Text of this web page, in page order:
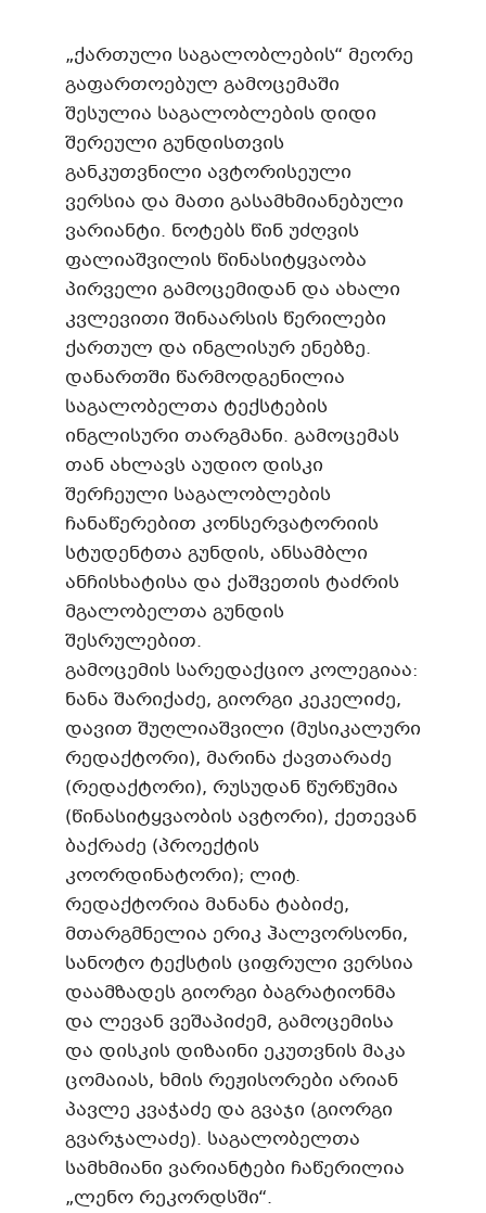
„ქართული საგალობლების“ მეორე
გაფართოებულ გამოცემაში
შესულია საგალობლების დიდი
შერეული გუნდისთვის
განკუთვნილი ავტორისეული
ვერსია და მათი გასამხმიანებული
ვარიანტი. ნოტებს წინ უძღვის
ფალიაშვილის წინასიტყვაობა
პირველი გამოცემიდან და ახალი
კვლევითი შინაარსის წერილები
ქართულ და ინგლისურ ენებზე.
დანართში წარმოდგენილია
საგალობელთა ტექსტების
ინგლისური თარგმანი. გამოცემას
თან ახლავს აუდიო დისკი
შერჩეული საგალობლების
ჩანაწერებით კონსერვატორიის
სტუდენტთა გუნდის, ანსამბლი
ანჩისხატისა და ქაშვეთის ტაძრის
მგალობელთა გუნდის
შესრულებით.
გამოცემის სარედაქციო კოლეგიაა:
ნანა შარიქაძე, გიორგი კეკელიძე,
დავით შუღლიაშვილი (მუსიკალური
რედაქტორი), მარინა ქავთარაძე
(რედაქტორი), რუსუდან წურწუმია
(წინასიტყვაობის ავტორი), ქეთევან
ბაქრაძე (პროექტის
კოორდინატორი); ლიტ.
რედაქტორია მანანა ტაბიძე,
მთარგმნელია ერიკ ჰალვორსონი,
სანოტო ტექსტის ციფრული ვერსია
დაამზადეს გიორგი ბაგრატიონმა
და ლევან ვეშაპიძემ, გამოცემისა
და დისკის დიზაინი ეკუთვნის მაკა
ცომაიას, ხმის რეჟისორები არიან
პავლე კვაჭაძე და გვაჯი (გიორგი
გვარჯალაძე). საგალობელთა
სამხმიანი ვარიანტები ჩაწერილია
„ლენო რეკორდსში“.